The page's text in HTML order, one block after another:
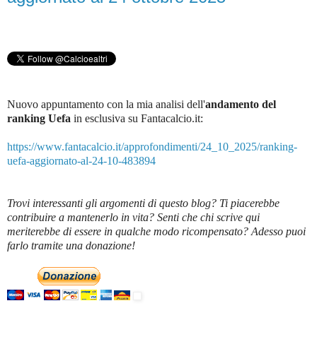
Nuovo appuntamento con la mia analisi dell'andamento del
ranking Uefa in esclusiva su Fantacalcio.it:
https://www.fantacalcio.it/approfondimenti/24_10_2025/ranking-
uefa-aggiornato-al-24-10-483894
Trovi interessanti gli argomenti di questo blog? Ti piacerebbe
contribuire a mantenerlo in vita? Senti che chi scrive qui
meriterebbe di essere in qualche modo ricompensato? Adesso puoi
farlo tramite una donazione!